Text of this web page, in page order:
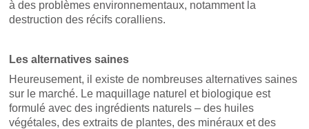
à des problèmes environnementaux, notamment la
destruction des récifs coralliens.
Les alternatives saines
Heureusement, il existe de nombreuses alternatives saines
sur le marché. Le maquillage naturel et biologique est
formulé avec des ingrédients naturels – des huiles
végétales, des extraits de plantes, des minéraux et des